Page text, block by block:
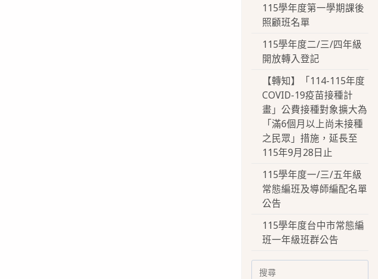
115學年度第一學期課後
照顧班名單
115學年度二/三/四年級
開放轉入登記
【轉知】「114-115年度
COVID-19疫苗接種計
畫」公費接種對象擴大為
「滿6個月以上尚未接種
之民眾」措施，延長至
115年9月28日止
115學年度一/三/五年級
常態編班及導師編配名單
公告
115學年度台中市常態編
班一年級班群公告
Search